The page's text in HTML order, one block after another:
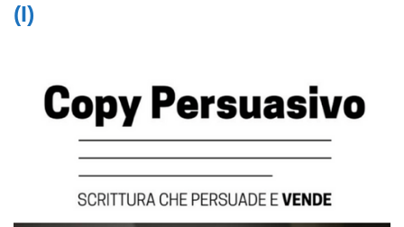
(I)